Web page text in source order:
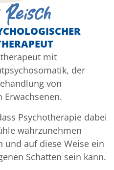
mit
der
von
Erwachsenen.
Psychotherapie dabei
wahrzunehmen
und auf diese Weise ein
Schatten sein kann.